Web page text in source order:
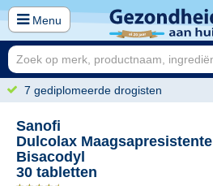
Menu
7 gediplomeerde drogisten
Sanofi
Dulcolax Maagsapresistente
Bisacodyl
30 tabletten